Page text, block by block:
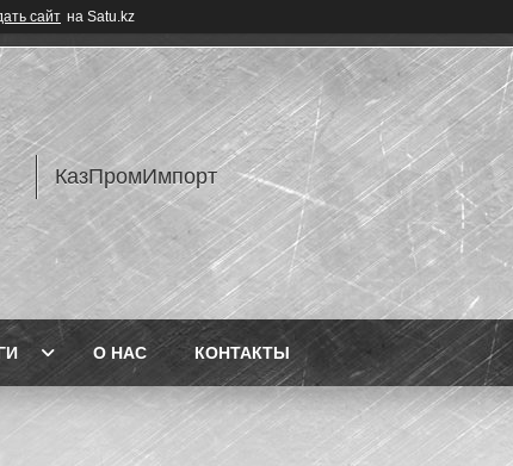
сайт на Satu.kz
КазПромИмпорт
О НАС КОНТАКТЫ